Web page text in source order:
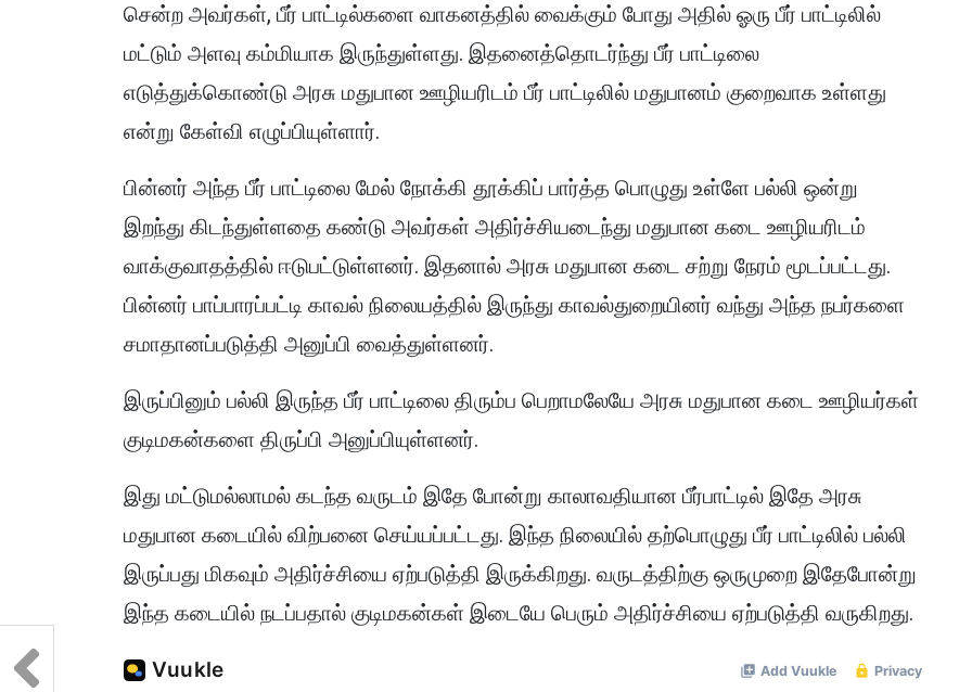
சென்ற அவர்கள், பீர் பாட்டில்களை வாகனத்தில் வைக்கும் போது அதில் ஓரு பீர் பாட்டிலில்
மட்டும் அளவு கம்மியாக இருந்துள்ளது. இதனைத்தொடர்ந்து பீர் பாட்டிலை
எடுத்துக்கொண்டு அரசு மதுபான ஊழியரிடம் பீர் பாட்டிலில் மதுபானம் குறைவாக உள்ளது
என்று கேள்வி எழுப்பியுள்ளார்.
பின்னர் அந்த பீர் பாட்டிலை மேல் நோக்கி தூக்கிப் பார்த்த பொழுது உள்ளே பல்லி ஒன்று
இறந்து கிடந்துள்ளதை கண்டு அவர்கள் அதிர்ச்சியடைந்து மதுபான கடை ஊழியரிடம்
வாக்குவாதத்தில் ஈடுபட்டுள்ளனர். இதனால் அரசு மதுபான கடை சற்று நேரம் மூடப்பட்டது.
பின்னர் பாப்பாரப்பட்டி காவல் நிலையத்தில் இருந்து காவல்துறையினர் வந்து அந்த நபர்களை
சமாதானப்படுத்தி அனுப்பி வைத்துள்ளனர்.
இருப்பினும் பல்லி இருந்த பீர் பாட்டிலை திரும்ப பெறாமலேயே அரசு மதுபான கடை ஊழியர்கள்
குடிமகன்களை திருப்பி அனுப்பியுள்ளனர்.
இது மட்டுமல்லாமல் கடந்த வருடம் இதே போன்று காலாவதியான பீர்பாட்டில் இதே அரசு
மதுபான கடையில் விற்பனை செய்யப்பட்டது. இந்த நிலையில் தற்பொழுது பீர் பாட்டிலில் பல்லி
இருப்பது மிகவும் அதிர்ச்சியை ஏற்படுத்தி இருக்கிறது. வருடத்திற்கு ஒருமுறை இதேபோன்று
இந்த கடையில் நடப்பதால் குடிமகன்கள் இடையே பெரும் அதிர்ச்சியை ஏற்படுத்தி வருகிறது.